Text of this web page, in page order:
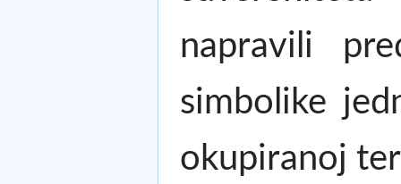
napravili
simbolike
okupiranoj